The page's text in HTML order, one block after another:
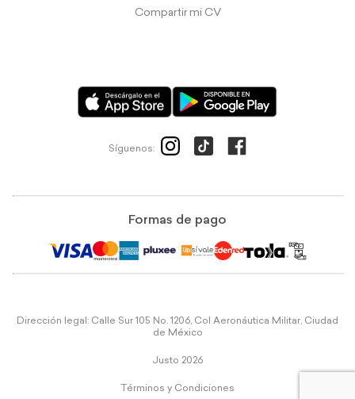
Compartir mi CV
Síguenos:
Formas de pago
Dirección legal: Calle Sur 105 No. 1206, Col Aeronáutica Militar, Ciudad
de México
Justo 2026
Términos y Condiciones